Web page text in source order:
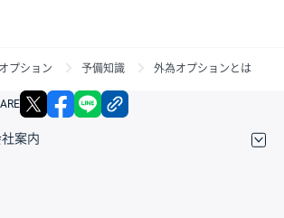
プション 予備知識 外為オプションとは
X facebook
社案内